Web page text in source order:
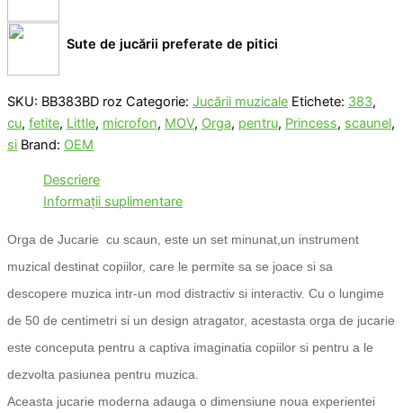
Sute de jucării preferate de pitici
SKU: BB383BD roz Categorie: Jucării muzicale Etichete: 383,
cu, fetite, Little, microfon, MOV, Orga, pentru, Princess, scaunel,
si Brand: OEM
Descriere
Informații suplimentare
Orga de Jucarie cu scaun, este un set minunat,un instrument
muzical destinat copiilor, care le permite sa se joace si sa
descopere muzica intr-un mod distractiv si interactiv. Cu o lungime
de 50 de centimetri si un design atragator, acestasta orga de jucarie
este conceputa pentru a captiva imaginatia copiilor si pentru a le
dezvolta pasiunea pentru muzica.
Aceasta jucarie moderna adauga o dimensiune noua experientei